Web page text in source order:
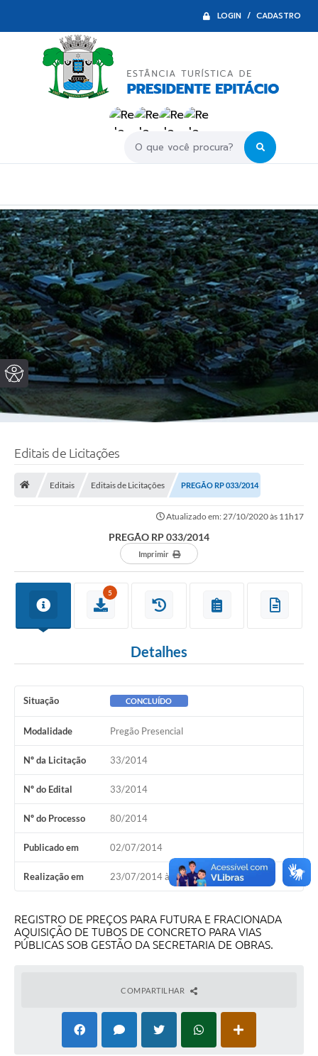
LOGIN / CADASTRO
Editais de Licitações
Editais Editais de Licitações PREGÃO RP 033/2014
Atualizado em: 27/10/2020 às 11h17
PREGÃO RP 033/2014
Imprimir
5
Detalhes
Situação CONCLUÍDO
Modalidade Pregão Presencial
Nº da Licitação 33/2014
Nº do Edital 33/2014
Nº do Processo 80/2014
Publicado em 02/07/2014
Realização em 23/07/2014 às 08h10
REGISTRO DE PREÇOS PARA FUTURA E FRACIONADA
AQUISIÇÃO DE TUBOS DE CONCRETO PARA VIAS
PÚBLICAS SOB GESTÃO DA SECRETARIA DE OBRAS.
COMPARTILHAR